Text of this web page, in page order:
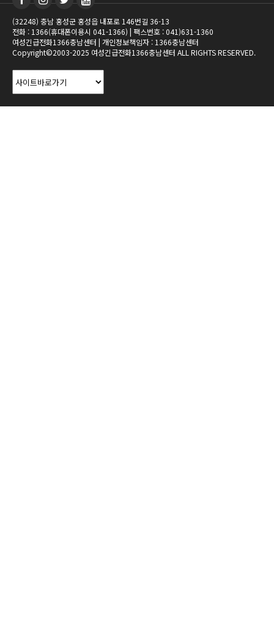
(32248) 충남 홍성군 홍성읍 내포로 146번길 36-13
전화 : 1366(휴대폰이용시 041-1366) | 팩스번호 : 041)631-1360
여성긴급전화1366충남센터 | 개인정보책임자 : 1366충남센터
Copyright©2003-2025 여성긴급전화1366충남센터 ALL RIGHTS RESERVED.